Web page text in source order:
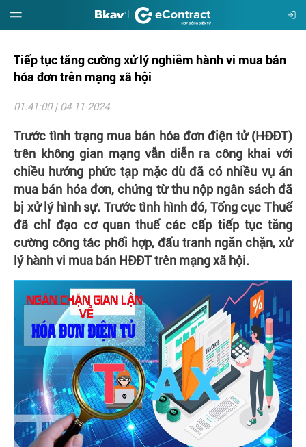
Giới
thiệu
Hướng
dẫn
Đặt
mua
Báo
giá
Tin
tức
Liên
hệ
Tiếp tục tăng cường xử lý nghiêm hành vi mua bán
hóa đơn trên mạng xã hội
01:41:00 | 04-11-2024
Trước tình trạng mua bán hóa đơn điện tử (HĐĐT)
trên không gian mạng vẫn diễn ra công khai với
chiều hướng phức tạp mặc dù đã có nhiều vụ án
mua bán hóa đơn, chứng từ thu nộp ngân sách đã
bị xử lý hình sự. Trước tình hình đó, Tổng cục Thuế
đã chỉ đạo cơ quan thuế các cấp tiếp tục tăng
cường công tác phối hợp, đấu tranh ngăn chặn, xử
lý hành vi mua bán HĐĐT trên mạng xã hội.